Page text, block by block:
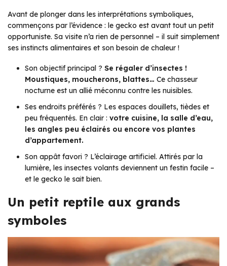
Avant de plonger dans les interprétations symboliques,
commençons par l’évidence : le gecko est avant tout un petit
opportuniste. Sa visite n’a rien de personnel – il suit simplement
ses instincts alimentaires et son besoin de chaleur !
Son objectif principal ? Se régaler d’insectes !
Moustiques, moucherons, blattes… Ce chasseur
nocturne est un allié méconnu contre les nuisibles.
Ses endroits préférés ? Les espaces douillets, tièdes et
peu fréquentés. En clair : votre cuisine, la salle d’eau,
les angles peu éclairés ou encore vos plantes
d’appartement.
Son appât favori ? L’éclairage artificiel. Attirés par la
lumière, les insectes volants deviennent un festin facile –
et le gecko le sait bien.
Un petit reptile aux grands
symboles